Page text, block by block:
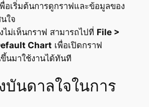
อเริ่มต้นการดูกราฟและข้อมูลของ
ใจ
ม่เห็นกราฟ สามารถไปที่ File >
Chart เพื่อเปิดกราฟ
นมาใช้งานได้ทันที
บันดาลใจในการ